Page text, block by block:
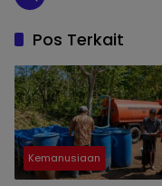
Pos Terkait
Kemanusiaan